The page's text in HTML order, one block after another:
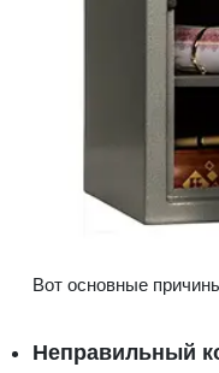
Вот основные
Неправильный